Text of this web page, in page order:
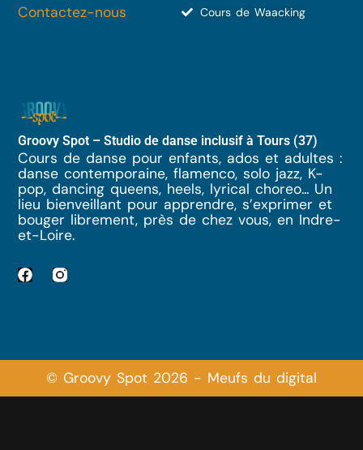
Groovy Spot – Studio de danse inclusif à Tours (37)
Cours de danse pour enfants, ados et adultes :
danse contemporaine, flamenco, solo jazz, K-
pop, dancing queens, heels, lyrical choreo... Un
lieu bienveillant pour apprendre, s’exprimer et
bouger librement, près de chez vous, en Indre-
et-Loire.
Cours de Waacking
Contactez-nous
© Groovy Spot 2026 - Meufs du digital